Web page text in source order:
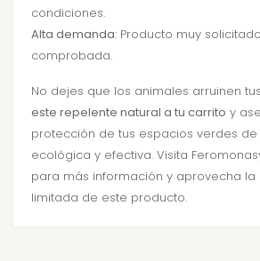
condiciones.
Alta demanda: Producto muy
comprobada.
No dejes que los animales arruinen
este repelente natural a tu carrito y
protección de tus espacios verdes
ecológica y efectiva. Visita
para más información y aprovecha la
limitada de este producto.